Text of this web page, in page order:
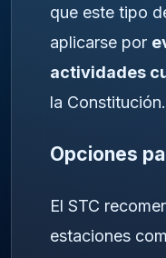
que este tipo
aplicarse por
actividades
la Constitución.
Opciones
El STC
estaciones